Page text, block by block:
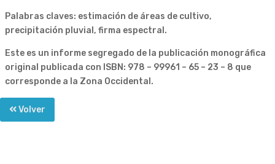
Palabras claves: estimación de áreas de cultivo,
precipitación pluvial, firma espectral.
Este es un informe segregado de la publicación monográfica
original publicada con ISBN: 978 – 99961 – 65 – 23 – 8 que
corresponde a la Zona Occidental.
Volver